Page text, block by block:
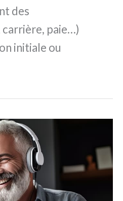
des
paie…)
initiale ou